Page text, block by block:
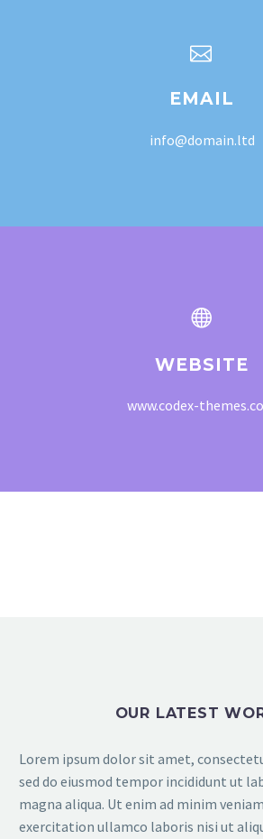


EMAIL
info@domain.ltd


WEBSITE
www.codex-
OUR LATEST
Lorem ipsum dolor sit amet,
sed do eiusmod tempor incididunt ut
magna aliqua. Ut enim ad minim
exercitation ullamco laboris nisi ut